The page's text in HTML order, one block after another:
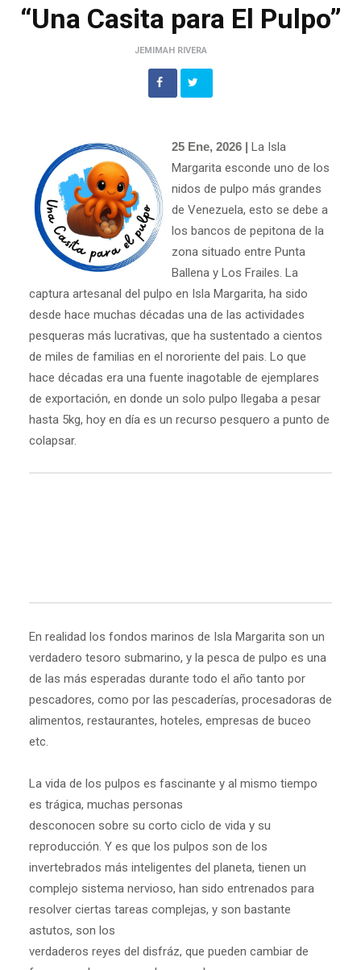
“Una Casita para El Pulpo”
JEMIMAH RIVERA
25 Ene, 2026 | La Isla
Margarita esconde uno de los
nidos de pulpo más grandes
de Venezuela, esto se debe a
los bancos de pepitona de la
zona situado entre Punta
Ballena y Los Frailes. La
captura artesanal del pulpo en Isla Margarita, ha sido
desde hace muchas décadas una de las actividades
pesqueras más lucrativas, que ha sustentado a cientos
de miles de familias en el nororiente del pais. Lo que
hace décadas era una fuente inagotable de ejemplares
de exportación, en donde un solo pulpo llegaba a pesar
hasta 5kg, hoy en día es un recurso pesquero a punto de
colapsar.
En realidad los fondos marinos de Isla Margarita son un
verdadero tesoro submarino, y la pesca de pulpo es una
de las más esperadas durante todo el año tanto por
pescadores, como por las pescaderías, procesadoras de
alimentos, restaurantes, hoteles, empresas de buceo
etc.
La vida de los pulpos es fascinante y al mismo tiempo
es trágica, muchas personas
desconocen sobre su corto ciclo de vida y su
reproducción. Y es que los pulpos son de los
invertebrados más inteligentes del planeta, tienen un
complejo sistema nervioso, han sido entrenados para
resolver ciertas tareas complejas, y son bastante
astutos, son los
verdaderos reyes del disfráz, que pueden cambiar de